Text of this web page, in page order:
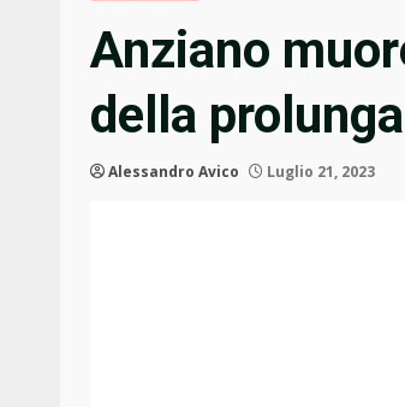
Anziano
della
Alessandro Avico Luglio 21, 2023